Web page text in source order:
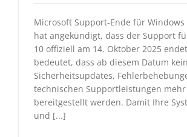
Microsoft Support-Ende für
hat angekündigt, dass der Support
10 offiziell am 14. Oktober 2025
bedeutet, dass ab diesem Datum
Sicherheitsupdates,
technischen Supportleistungen mehr
bereitgestellt werden. Damit Ihre
und [...]